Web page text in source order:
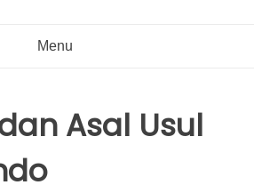
Menu
Asal Usul